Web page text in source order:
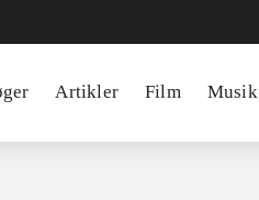
Artikler Film Musik